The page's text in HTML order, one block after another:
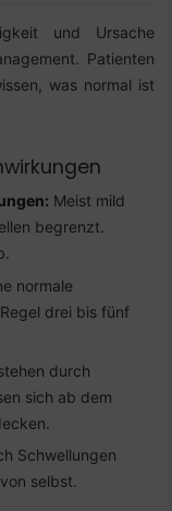
und Ursache
Patienten
was normal ist
Meist mild
begrenzt.
normale
drei bis fünf
durch
sich ab dem
Schwellungen
selbst.